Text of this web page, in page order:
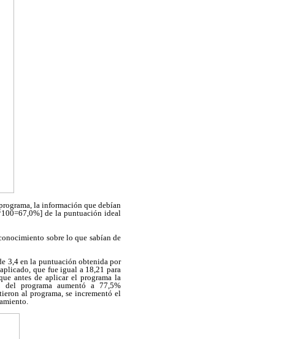
la información que debían
de la puntuación ideal
sobre lo que sabían de
3,4 en la puntuación obtenida por
que fue igual a 18,21 para
antes de aplicar el programa la
del programa aumentó a 77,5%
al programa, se incrementó el